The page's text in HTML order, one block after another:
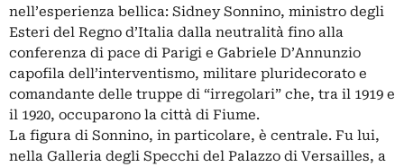
nell’esperienza bellica: Sidney Sonnino, ministro degli
Esteri del Regno d’Italia dalla neutralità fino alla
conferenza di pace di Parigi e Gabriele D’Annunzio
capofila dell’interventismo, militare pluridecorato e
comandante delle truppe di “irregolari” che, tra il 1919 e
il 1920, occuparono la città di Fiume.
La figura di Sonnino, in particolare, è centrale. Fu lui,
nella Galleria degli Specchi del Palazzo di Versailles, a